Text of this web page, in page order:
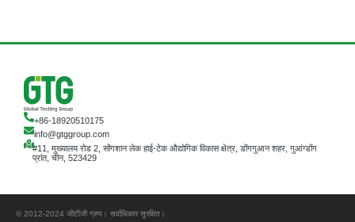
+86-18920510175
info@gtggroup.com
#11, मुख्यालय रोड 2, सोंगशान लेक हाई-टेक औद्योगिक विकास क्षेत्र, डोंगगुआन शहर, गुआंग्डोंग
प्रांत, चीन, 523429
© 2012-2024 जीटीजी ग्रुप। सर्वाधिकार सुरक्षित।